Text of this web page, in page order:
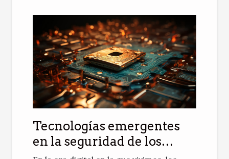
Tecnologías emergentes
en la seguridad de los